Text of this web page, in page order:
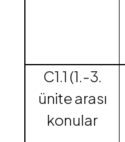
C1.1 (1.-3.
ünite arası
konular